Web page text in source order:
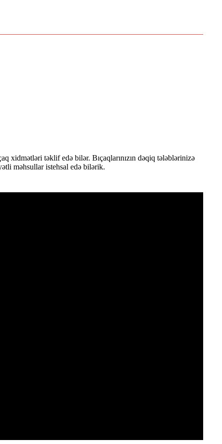
təklif edə bilər. Bıçaqlarınızın dəqiq tələblərinizə
məhsullar istehsal edə bilərik.